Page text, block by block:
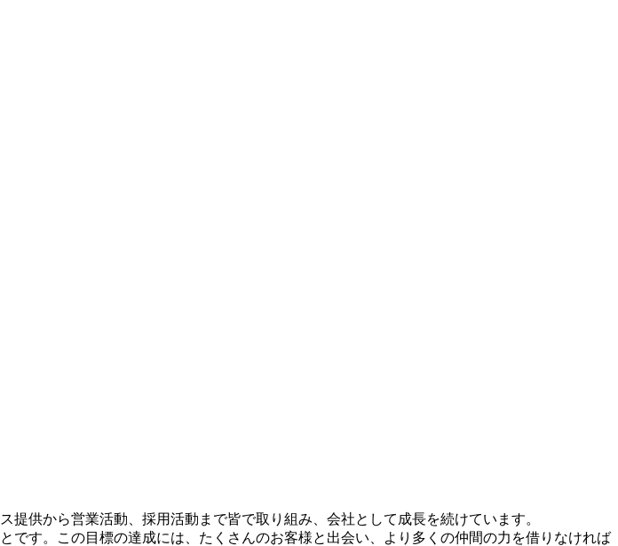
供から営業活動、採用活動まで皆で取り組み、会社として成長を続けています。
す。この目標の達成には、たくさんのお客様と出会い、より多くの仲間の力を借りなければ